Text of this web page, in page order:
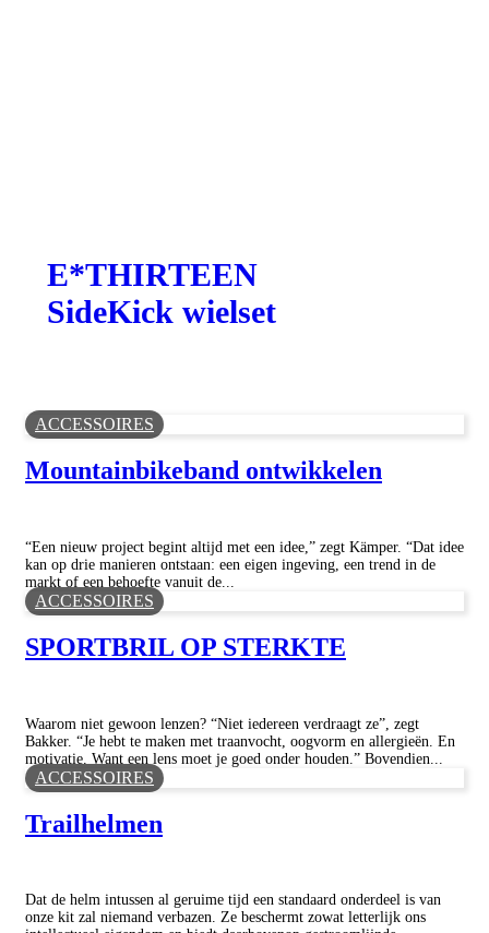
E*THIRTEEN
SideKick wielset
ACCESSOIRES
Mountainbikeband ontwikkelen
“Een nieuw project begint altijd met een idee,” zegt Kämper. “Dat idee
kan op drie manieren ontstaan: een eigen ingeving, een trend in de
markt of een behoefte vanuit de...
ACCESSOIRES
SPORTBRIL OP STERKTE
Waarom niet gewoon lenzen? “Niet iedereen verdraagt ze”, zegt
Bakker. “Je hebt te maken met traanvocht, oogvorm en allergieën. En
motivatie. Want een lens moet je goed onder houden.” Bovendien...
ACCESSOIRES
Trailhelmen
Dat de helm intussen al geruime tijd een standaard onderdeel is van
onze kit zal niemand verbazen. Ze beschermt zowat letterlijk ons